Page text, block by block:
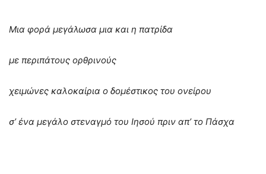
Μια φορά μεγάλωσα μια και η πατρίδα
με περιπάτους ορθρινούς
χειμώνες καλοκαίρια ο δομέστικος του ονείρου
σ’ ένα μεγάλο στεναγμό του Ιησού πριν απ’ το Πάσχα